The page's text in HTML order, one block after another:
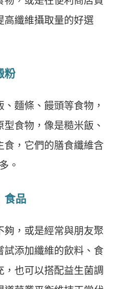
高纖維攝取量的好選
粉
麵條、饅頭等食物，
食物，像是糙米飯、
食，它們的膳食纖維含
。
食品
夠，或是經常與朋友聚
試添加纖維的飲料、食
，也可以搭配益生菌調